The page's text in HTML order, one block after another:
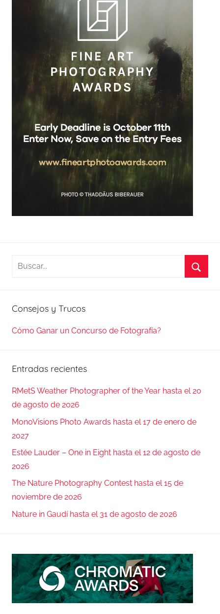
Buscar:
Consejos y Trucos
Cómo Ganar un Concurso de Fotografía?
Entradas recientes
RMetS Weather Photographer of the Year hasta el 20
de agosto de 2026
MonoVisions Photo Awards hasta el 17 de enero de
2027
Estée Lauder – One in Eight hasta el 12 de agosto de
2026
The Nature Photography Contest hasta el 15 de
noviembre de 2026
Nature in Gaudí hasta el 31 de agosto de 2026